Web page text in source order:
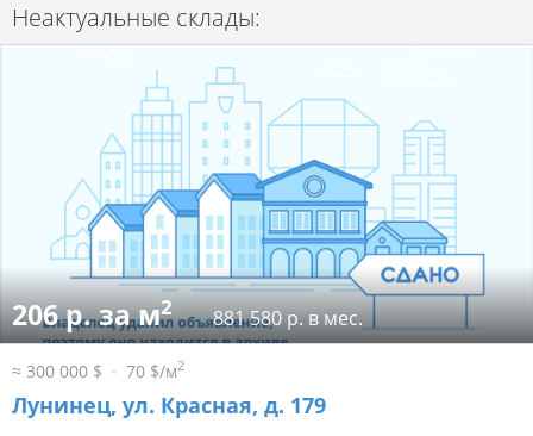
Неактуальные склады:
206 р. за м2 881 580 р. в мес.
≈ 300 000 $ 70 $/м2
Лунинец, ул. Красная, д. 179